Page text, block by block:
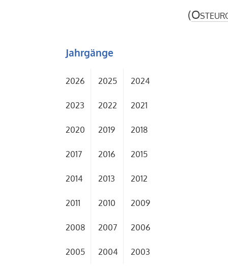
(
Jahrgänge
2026 2025 2024
2023 2022 2021
2020 2019 2018
2017 2016 2015
2014 2013 2012
2011 2010 2009
2008 2007 2006
2005 2004 2003